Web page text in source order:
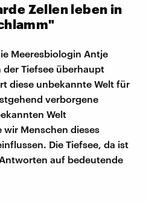
Zellen leben in
Meeresbiologin Antje
der Tiefsee überhaupt
diese unbekannte Welt für
verborgene
Welt
Menschen dieses
Die Tiefsee, da ist
auf bedeutende